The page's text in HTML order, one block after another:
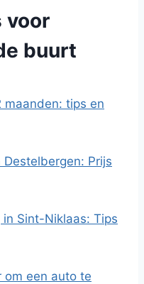
voor
buurt
maanden: tips en
Prijs
Sint-Niklaas: Tips
om een auto te